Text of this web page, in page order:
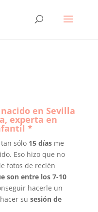
en Sevilla
experta en
*
sólo 15 díasme
Eso hizo que no
fotos de recién
son entre los 7-10
hacerle un
su sesión de